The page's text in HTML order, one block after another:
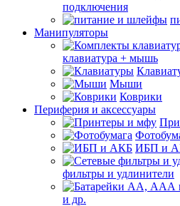
подключения
Манипуляторы
клавиатура + мышь
Мыши
Коврики
Периферия и аксессуары
ИБП и
фильтры и удлинители
и др.